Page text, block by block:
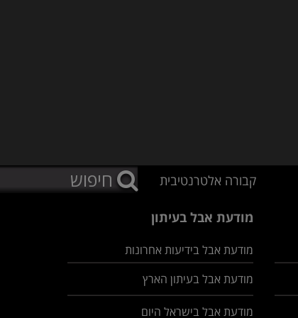
קבורה אלטרנטיבית
מודעת אבל בעיתון
מודעת אבל בידיעות אחרונות
מודעת אבל בעיתון הארץ
מודעת אבל בישראל היום